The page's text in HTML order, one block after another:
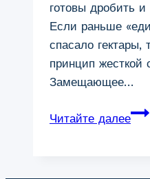
готовы дробить и
Если раньше
спасало гектары,
принцип
Замещающее…
Читайте далее